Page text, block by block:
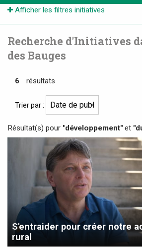
Afficher les filtres initiatives
Recherche d'Initiatives
des Bauges
6 résultats
Trier par :
Résultat(s) pour "développement" et
S'entraider pour créer notre
rural